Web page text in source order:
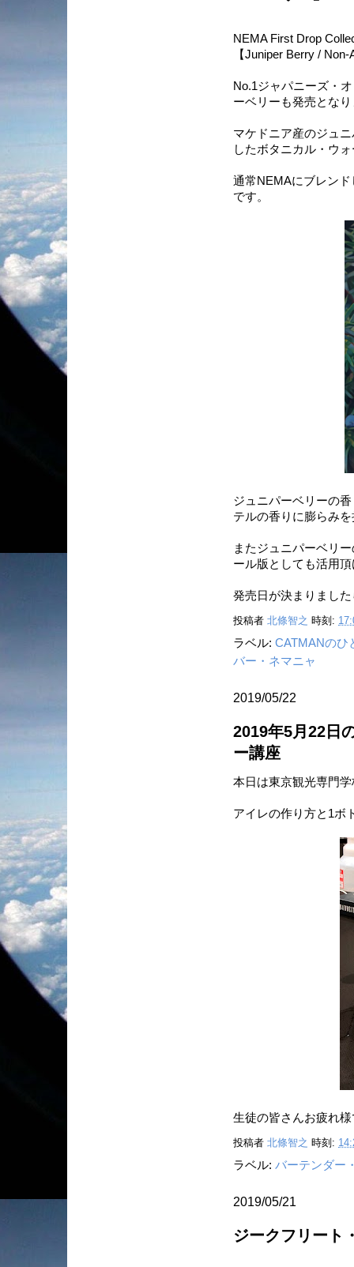
NEMA First Drop
【Juniper Berry /
No.1ジャパニーズ・
ーベリーも発売となり
マケドニア産のジュ
したボタニカル・ウ
通常NEMAにブレン
です。
ジュニパーベリーの
テルの香りに膨らみ
またジュニパーベリ
ール版としても活用
発売日が決まりまし
投稿者 北條智之 時刻:
ラベル: CATMANのひ
バー・ネマニャ
2019/05/22
2019年5月22日
ー講座
本日は東京観光専門
アイレの作り方と1ボ
生徒の皆さんお疲れ
投稿者 北條智之 時刻:
ラベル: バーテンダー
2019/05/21
ジークフリート